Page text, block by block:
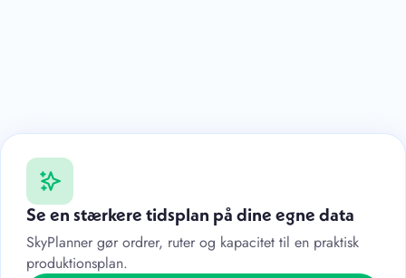
Se en stærkere tidsplan på dine egne data
SkyPlanner gør ordrer, ruter og kapacitet til en praktisk
produktionsplan.